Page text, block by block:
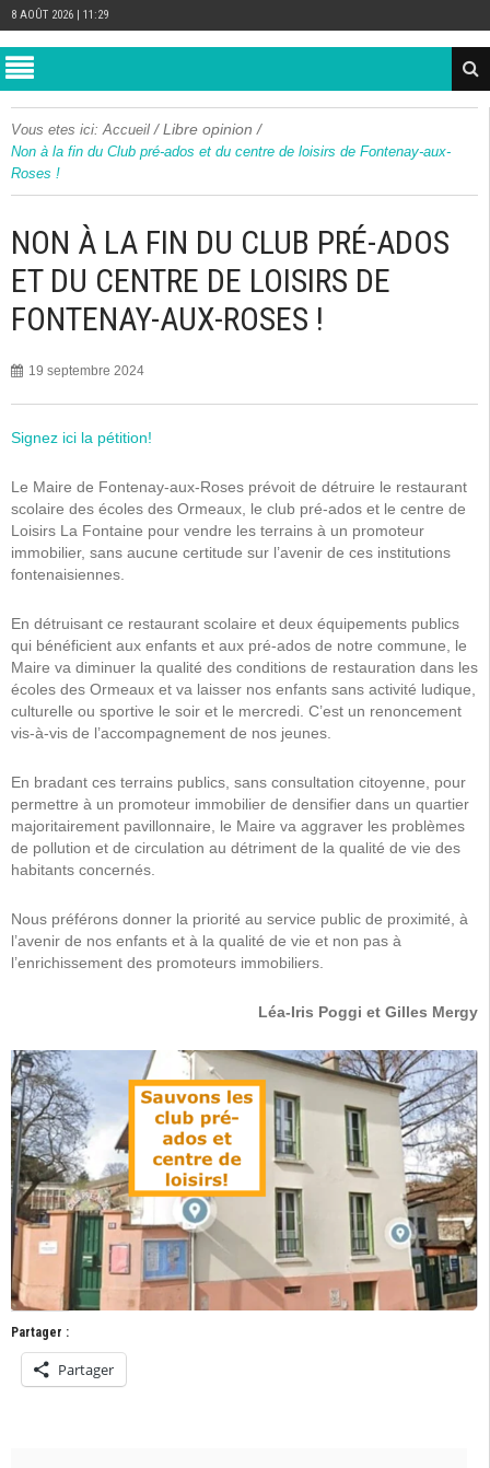
8 AOÛT 2026 | 11:29
Vous etes ici: Accueil /Libre opinion /
Non à la fin du Club pré-ados et du centre de loisirs de Fontenay-aux-
Roses !
NON À LA FIN DU CLUB PRÉ-ADOS
ET DU CENTRE DE LOISIRS DE
FONTENAY-AUX-ROSES !
19 septembre 2024
Signez ici la pétition!
Le Maire de Fontenay-aux-Roses prévoit de détruire le restaurant
scolaire des écoles des Ormeaux, le club pré-ados et le centre de
Loisirs La Fontaine pour vendre les terrains à un promoteur
immobilier, sans aucune certitude sur l’avenir de ces institutions
fontenaisiennes.
En détruisant ce restaurant scolaire et deux équipements publics
qui bénéficient aux enfants et aux pré-ados de notre commune, le
Maire va diminuer la qualité des conditions de restauration dans les
écoles des Ormeaux et va laisser nos enfants sans activité ludique,
culturelle ou sportive le soir et le mercredi. C’est un renoncement
vis-à-vis de l’accompagnement de nos jeunes.
En bradant ces terrains publics, sans consultation citoyenne, pour
permettre à un promoteur immobilier de densifier dans un quartier
majoritairement pavillonnaire, le Maire va aggraver les problèmes
de pollution et de circulation au détriment de la qualité de vie des
habitants concernés.
Nous préférons donner la priorité au service public de proximité, à
l’avenir de nos enfants et à la qualité de vie et non pas à
l’enrichissement des promoteurs immobiliers.
Léa-Iris Poggi et Gilles Mergy
Partager :
Partager